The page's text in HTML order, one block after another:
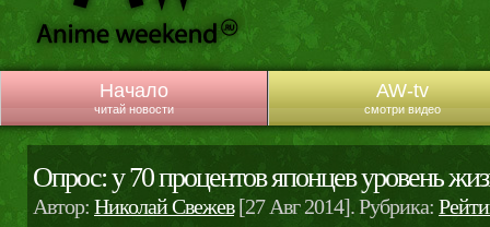
Начало
читай новости
AW-tv
смотри видео
Опрос: у 70 процентов японцев уровень
Автор: Николай Свежев[27 Авг 2014]. Рубрика: